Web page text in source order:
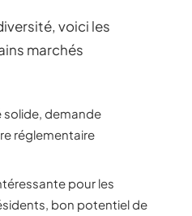
voici les
marchés
solide, demande
réglementaire
pour les
bon potentiel de